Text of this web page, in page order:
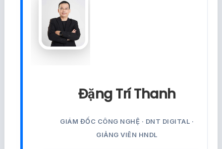
Đặng Trí Thanh
GIÁM ĐỐC CÔNG NGHỆ · DNT DIGITAL ·
GIẢNG VIÊN HNDL